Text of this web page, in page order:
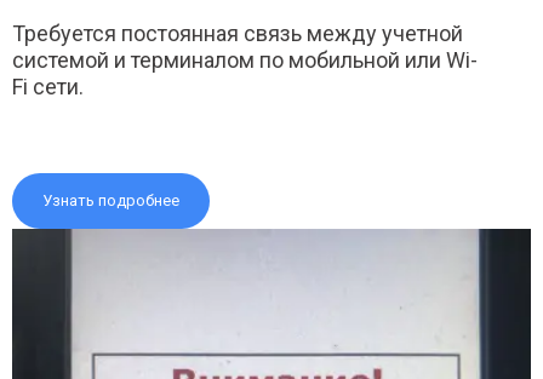
Требуется постоянная связь между учетной
системой и терминалом по мобильной или Wi-
Fi сети.
Узнать подробнее